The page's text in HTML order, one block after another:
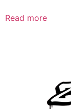
Read more